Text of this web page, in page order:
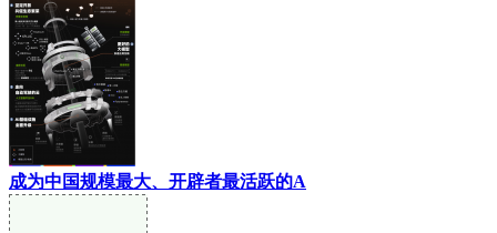
成为中国规模最大、开辟者最活跃的A